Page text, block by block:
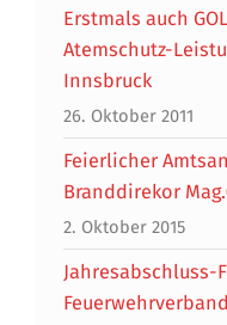
Erstmals auch
Atemschutz-
Innsbruck
26. Oktober 2011
Feierlicher
Branddirekor
2. Oktober 2015
Jahresabschluss-